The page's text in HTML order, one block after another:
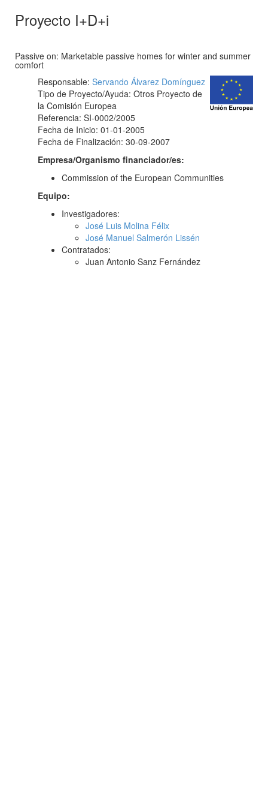
Proyecto I+D+i
Passive on: Marketable passive homes for winter and summer
comfort
Responsable: Servando Álvarez Domínguez
Tipo de Proyecto/Ayuda: Otros Proyecto de
la Comisión Europea
Referencia: SI-0002/2005
Fecha de Inicio: 01-01-2005
Fecha de Finalización: 30-09-2007
Empresa/Organismo financiador/es:
Commission of the European Communities
Equipo:
Investigadores:
José Luis Molina Félix
José Manuel Salmerón Lissén
Contratados:
Juan Antonio Sanz Fernández